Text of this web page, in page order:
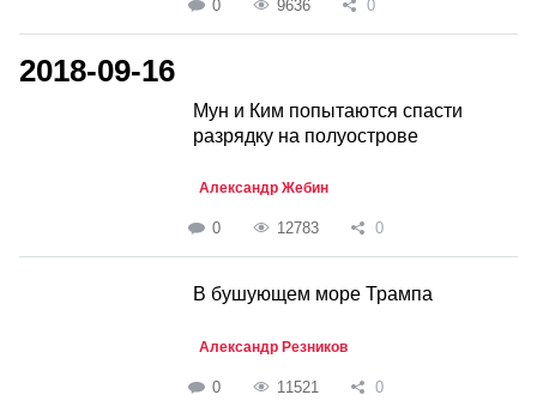
0 9636 0
2018-09-16
Мун и Ким попытаются спасти
разрядку на полуострове
Александр Жебин
0 12783 0
В бушующем море Трампа
Александр Резников
0 11521 0